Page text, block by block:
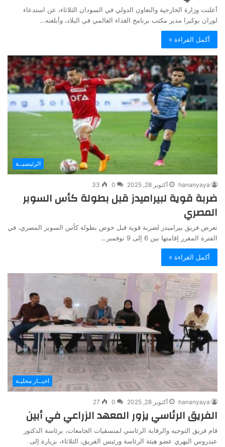
أعلنت وزارة الخارجية والتعاون الدولي في السودان الثلاثاء، عن استدعاء
لوران بوكيرا مدير مكتب برنامج الغذاء العالمي في البلاد، وأبلغته…
أكمل القراءة »
الرئيسيــة
hananyaya أكتوبر 28, 2025 0
33
ضربة قوية لبيراميدز قبل بطولة كأس السوبر
المصري
تعرض فريق بيراميدز لضربة قوية قبل خوض بطولة كأس السوبر المصري، في
الفترة المقرر إقامتها بين 6 إلى 9 نوفمبر…
أكمل القراءة »
اخبــار محليـة
hananyaya أكتوبر 28, 2025 0
27
الفريق الرئاسي يزور المعهد الزراعي في أبين
قام فريق التوجيه والرقابة الرئاسي لمنسقيات الجامعات، برئاسة الدكتور
عيدروس اليهري عضو هيئة الرئاسة ورئيس الفريق، الثلاثاء، بزيارة إلى